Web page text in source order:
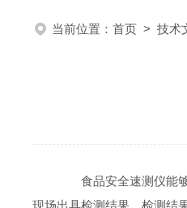
当前位置： 首页 > 技术
食品安全速测仪能够
现场出具检测结果，检测结